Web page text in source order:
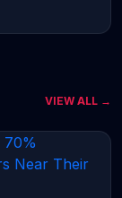
VIEW ALL →